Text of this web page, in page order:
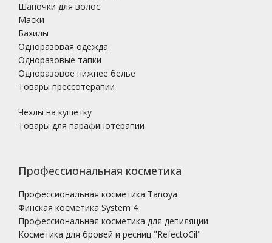
Шапочки для волос
Маски
Бахилы
Одноразовая одежда
Одноразовые тапки
Одноразовое нижнее белье
Товары прессотерапии
Чехлы на кушетку
Товары для парафинотерапии
Профессиональная косметика
Профессиональная косметика Tanoya
Финская косметика System 4
Профессиональная косметика для депиляции
Косметика для бровей и ресниц "RefectoCil"